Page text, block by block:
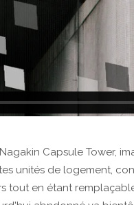
Capsule Tower,
unités de logement,
tout en étant